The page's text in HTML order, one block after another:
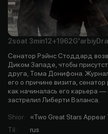
2soat 3min12+1962G'arbiy
Сенатор Рэйнс Стоддард
Диком Западе, чтобы
друга, Тома Донифона.
его о причине визита,
как начиналась его карьера
застрелил Либерти Вэланса.
Shior:
«Two Great Stars Appear
Til:
rus